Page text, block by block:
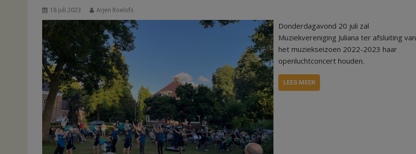
18 juli 2023 Arjen Roelofs
Donderdagavond 20 juli zal
Muziekvereniging Juliana ter afsluiting van
het muziekseizoen 2022-2023 haar
openluchtconcert houden.
LEES MEER